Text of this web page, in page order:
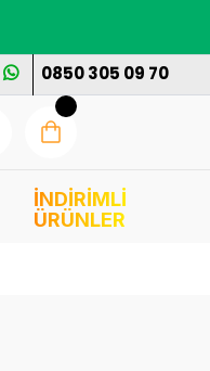
0850 305 09 70
İNDİRİMLİ
ÜRÜNLER